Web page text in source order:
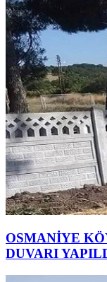
OSMANİYE
DUVARI